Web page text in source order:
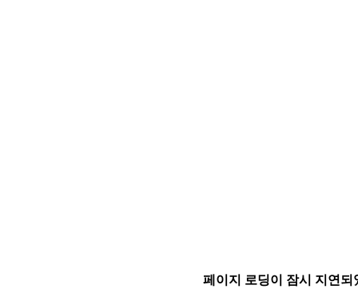
페이지 로딩이 잠시 지연